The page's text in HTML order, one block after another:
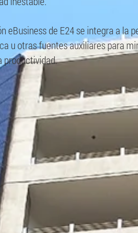
eBusiness de E24 se integra a la
u otras fuentes auxiliares para
productividad.